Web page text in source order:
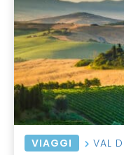
VIAGGI VAL